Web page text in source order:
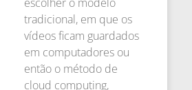
tradicional, em que os
vídeos ficam guardados
em computadores ou
então o método de
cloud computing,